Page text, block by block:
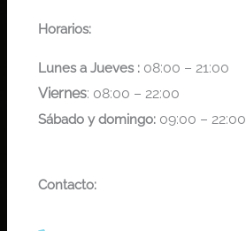
Horarios:
Lunes a Jueves : 08:00 – 21:00
Viernes: 08:00 – 22:00
Sábado y domingo: 09:00 – 22:00
Contacto: